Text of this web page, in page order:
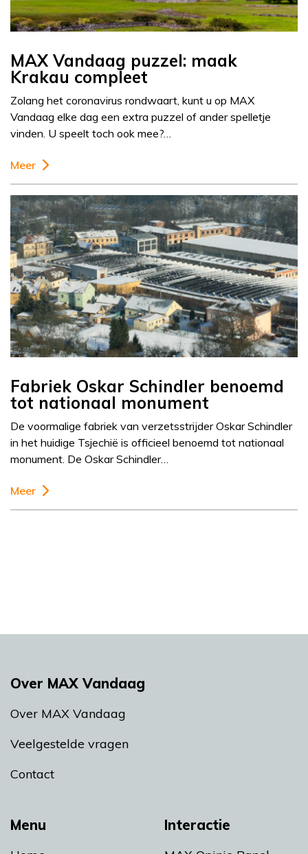
MAX Vandaag puzzel: maak
Krakau compleet
Zolang het coronavirus rondwaart, kunt u op MAX
Vandaag elke dag een extra puzzel of ander spelletje
vinden. U speelt toch ook mee?…
Meer
Fabriek Oskar Schindler benoemd
tot nationaal monument
De voormalige fabriek van verzetsstrijder Oskar Schindler
in het huidige Tsjechië is officieel benoemd tot nationaal
monument. De Oskar Schindler…
Meer
Menu Interactie
Over MAX Vandaag
Over MAX Vandaag
Veelgestelde vragen
Contact